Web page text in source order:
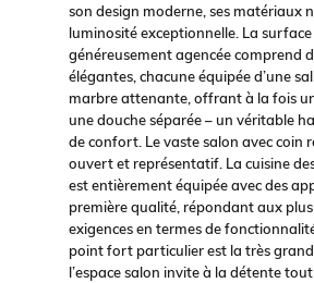
son design moderne, ses matériaux
luminosité exceptionnelle. La
généreusement agencée comprend
élégantes, chacune équipée d’une
marbre attenante, offrant à la fois
une douche séparée – un véritable
de confort. Le vaste salon avec coin
ouvert et représentatif. La cuisine
est entièrement équipée avec des
première qualité, répondant aux
exigences en termes de
point fort particulier est la très
l’espace salon invite à la détente